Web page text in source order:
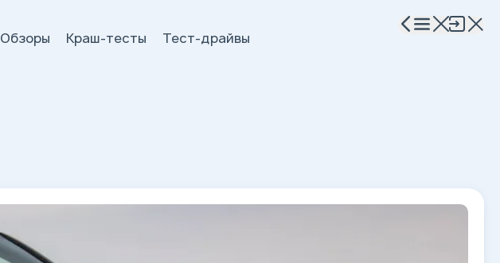
Обзоры Краш-тесты Тест-драйвы